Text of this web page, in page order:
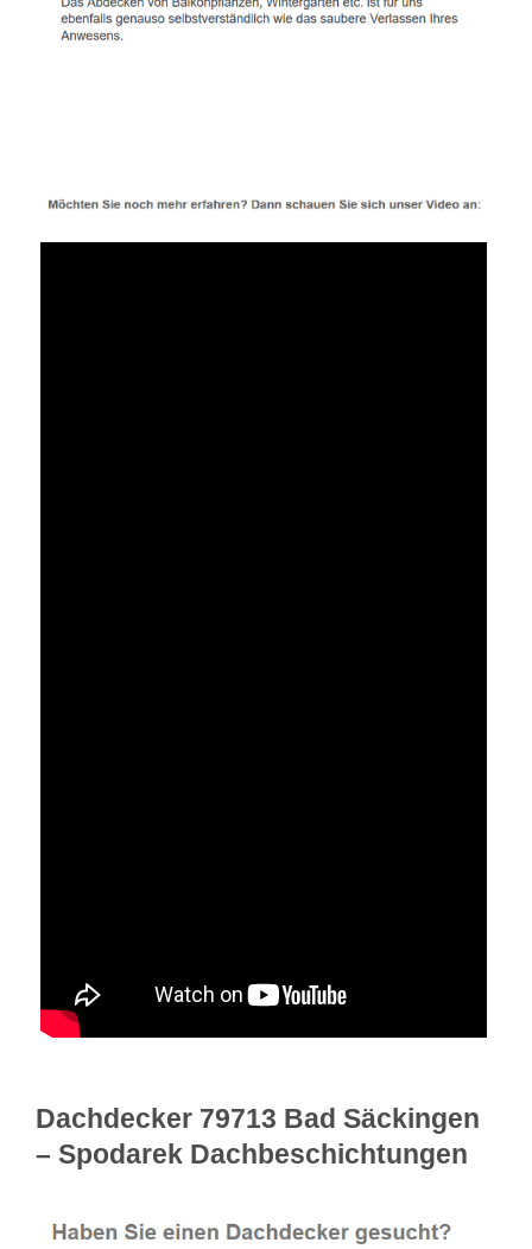
Dachdecker 79713 Bad Säckingen
– Spodarek Dachbeschichtungen